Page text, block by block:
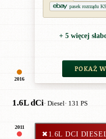
2016
pasek rozrządu
+ 5 więcej
POKAŻ
1.6L dCi· Diesel· 131 PS
2011
✖1.6L DCI